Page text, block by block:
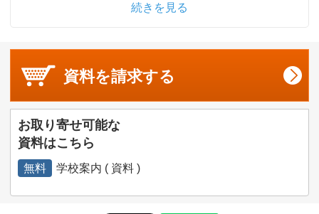
続きを見る
資料を請求する
お取り寄せ可能な
資料はこちら
無料 学校案内 ( 資料 )